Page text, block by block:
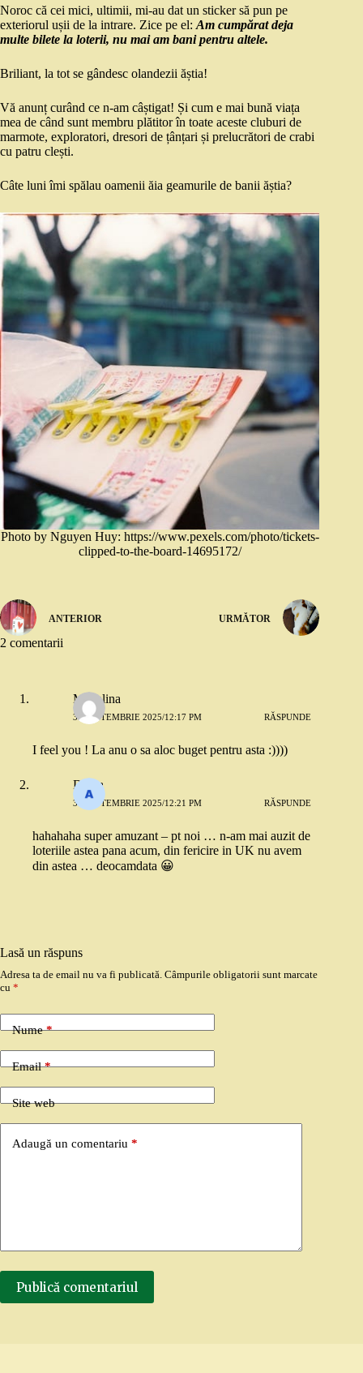
Noroc că cei mici, ultimii, mi-au dat un sticker să pun pe
exteriorul ușii de la intrare. Zice pe el: Am cumpărat deja
multe bilete la loterii, nu mai am bani pentru altele.
Briliant, la tot se gândesc olandezii ăștia!
Vă anunț curând ce n-am câștigat! Și cum e mai bună viața
mea de când sunt membru plătitor în toate aceste cluburi de
marmote, exploratori, dresori de țânțari și prelucrători de crabi
cu patru clești.
Câte luni îmi spălau oamenii ăia geamurile de banii ăștia?
Photo by Nguyen Huy: https://www.pexels.com/photo/tickets-
clipped-to-the-board-14695172/
ANTERIOR URMĂTOR
2 comentarii
Madalina
30 SEPTEMBRIE 2025/12:17 PM RĂSPUNDE
I feel you ! La anu o sa aloc buget pentru asta :))))
Diana
30 SEPTEMBRIE 2025/12:21 PM RĂSPUNDE
hahahaha super amuzant – pt noi … n-am mai auzit de
loteriile astea pana acum, din fericire in UK nu avem
din astea … deocamdata 😀
Lasă un răspuns
Adresa ta de email nu va fi publicată. Câmpurile obligatorii sunt marcate
cu *
Nume*
Email*
Site web
Adaugă un comentariu *
Publică comentariul